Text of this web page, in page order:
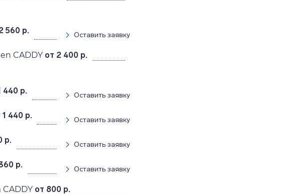
560 р. Оставить заявку
CADDY от 2 400 р.
440 р. Оставить заявку
1 440 р. Оставить заявку
р. Оставить заявку
р. Оставить заявку
от 800 р.